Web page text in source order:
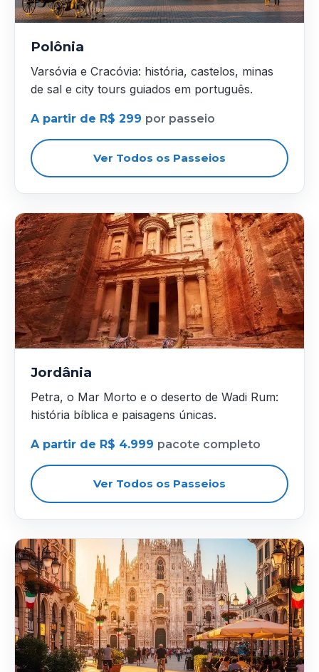
Polônia
Varsóvia e Cracóvia: história, castelos, minas
de sal e city tours guiados em português.
A partir de R$ 299 por passeio
Ver Todos os Passeios
Jordânia
Petra, o Mar Morto e o deserto de Wadi Rum:
história bíblica e paisagens únicas.
A partir de R$ 4.999 pacote completo
Ver Todos os Passeios